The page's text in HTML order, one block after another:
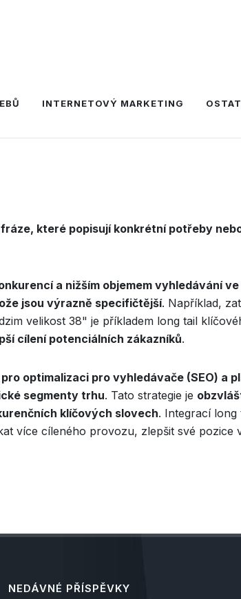
INTERNETOVÝ MARKETING
které popisují konkrétní potřeby
a nižším objemem vyhledávání
jsou výrazně specifičtější. Například,
velikost 38" je příkladem long tail
cílení potenciálních zákazníků.
optimalizaci pro vyhledávače (SEO) a
segmenty trhu. Tato strategie je
klíčových slovech. Integrací
více cíleného provozu, zlepšit své pozice
NEDÁVNÉ PŘÍSPĚVKY